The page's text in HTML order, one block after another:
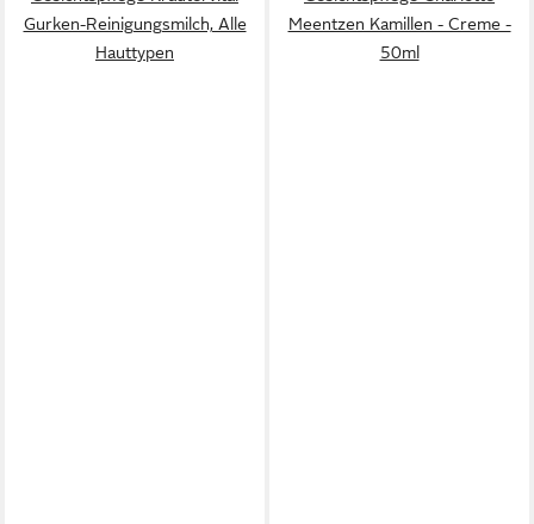
Gurken-Reinigungsmilch, Alle
Hauttypen
Meentzen Kamillen - Creme -
50ml